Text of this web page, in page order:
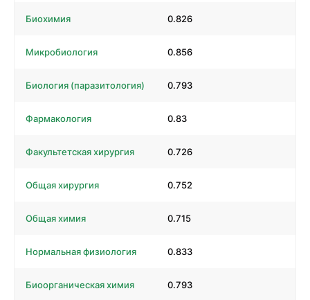
Биохимия 0.826
Микробиология 0.856
Биология (паразитология) 0.793
Фармакология 0.83
Факультетская хирургия 0.726
Общая хирургия 0.752
Общая химия 0.715
Нормальная физиология 0.833
Биоорганическая химия 0.793